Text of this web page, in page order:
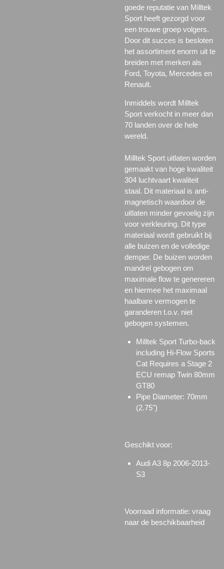
goede reputatie van Milltek
Sport heeft gezorgd voor
een trouwe groep volgers.
Door dit succes is besloten
het assortiment enorm uit te
breiden met merken als
Ford, Toyota, Mercedes en
Renault.
Inmiddels wordt Milltek
Sport verkocht in meer dan
70 landen over de hele
wereld.
Milltek Sport uitlaten worden
gemaakt van hoge kwaliteit
304 luchtvaart kwaliteit
staal. Dit materiaal is anti-
magnetisch waardoor de
uitlaten minder gevoelig zijn
voor verkleuring. Dit type
materiaal wordt gebruikt bij
alle buizen en de volledige
demper. De buizen worden
mandrel gebogen om
maximale flow te genereren
en hiermee het maximaal
haalbare vermogen te
garanderen t.o.v. niet
gebogen systemen.
Milltek Sport Turbo-back
including Hi-Flow Sports
Cat Requires a Stage 2
ECU remap Twin 80mm
GT80
Pipe Diameter: 70mm
(2.75")
Geschikt voor:
Audi A3 8p 2006-2013-
S3
Voorraad informatie: vraag
naar de beschikbaarheid